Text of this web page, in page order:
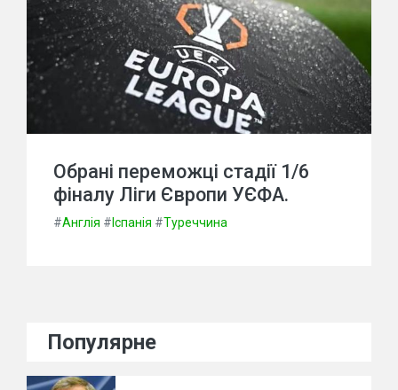
Обрані переможці стадії 1/6
фіналу Ліги Європи УЄФА.
#Англія # Іспанія #Туреччина
Популярне